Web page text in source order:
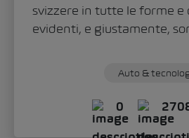
svizzere in tutte le forme e
evidenti, e giustamente,
Auto &
0